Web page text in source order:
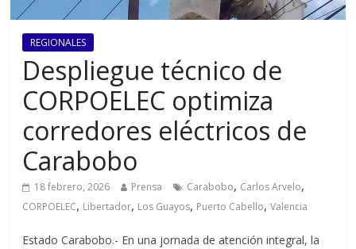
REGIONALES
Despliegue técnico de
CORPOELEC optimiza
corredores eléctricos de
Carabobo
18 febrero, 2026 Prensa Carabobo, Carlos Arvelo,
CORPOELEC, Libertador, Los Guayos, Puerto Cabello,Valencia
Estado Carabobo.- En una jornada de atención integral, la